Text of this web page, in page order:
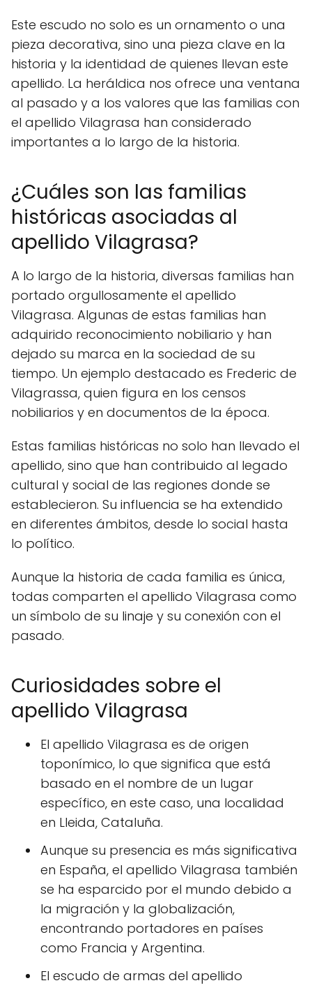
Este escudo no solo es un ornamento o una
pieza decorativa, sino una pieza clave en la
historia y la identidad de quienes llevan este
apellido. La heráldica nos ofrece una ventana
al pasado y a los valores que las familias con
el apellido Vilagrasa han considerado
importantes a lo largo de la historia.
¿Cuáles son las familias
históricas asociadas al
apellido Vilagrasa?
A lo largo de la historia, diversas familias han
portado orgullosamente el apellido
Vilagrasa. Algunas de estas familias han
adquirido reconocimiento nobiliario y han
dejado su marca en la sociedad de su
tiempo. Un ejemplo destacado es Frederic de
Vilagrassa, quien figura en los censos
nobiliarios y en documentos de la época.
Estas familias históricas no solo han llevado el
apellido, sino que han contribuido al legado
cultural y social de las regiones donde se
establecieron. Su influencia se ha extendido
en diferentes ámbitos, desde lo social hasta
lo político.
Aunque la historia de cada familia es única,
todas comparten el apellido Vilagrasa como
un símbolo de su linaje y su conexión con el
pasado.
Curiosidades sobre el
apellido Vilagrasa
El apellido Vilagrasa es de origen
toponímico, lo que significa que está
basado en el nombre de un lugar
específico, en este caso, una localidad
en Lleida, Cataluña.
Aunque su presencia es más significativa
en España, el apellido Vilagrasa también
se ha esparcido por el mundo debido a
la migración y la globalización,
encontrando portadores en países
como Francia y Argentina.
El escudo de armas del apellido